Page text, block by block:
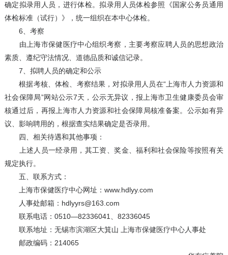
确定拟录用人员，进行体检。拟录用人员体检参照《国家公务员通用
体检标准（试行）》，统一组织在本中心体检。
6、考察
由上海市保健医疗中心组织考察，主要考察应聘人员的思想政治
素质、遵纪守法情况、道德品质和诚信记录。
7、拟聘人员的确定和公示
根据考核、体检、考察结果，对拟录用人员在“上海市人力资源和
社会保障局”网站公示7天，公示无异议，报上海市卫生健康委员会审
核通过后，再报上海市人力资源和社会保障局核准备案。公示如有异
议、影响聘用的，根据查实结果确定是否录用。
四、相关待遇和其他事项：
上述人员一经录用，其工资、奖金、福利和社会保险等按照有关
规定执行。
五、联系方式：
上海市保健医疗中心网址：www.hdlyy.com
人事处邮箱：hdlyyrs@163.com
联系电话：0510—82336041、82336045
联系地址：无锡市滨湖区大箕山 上海市保健医疗中心人事处
邮政编码：214065